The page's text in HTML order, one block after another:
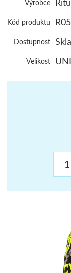
Výrobce
Kód produktu
Dostupnost
Velikost UNI